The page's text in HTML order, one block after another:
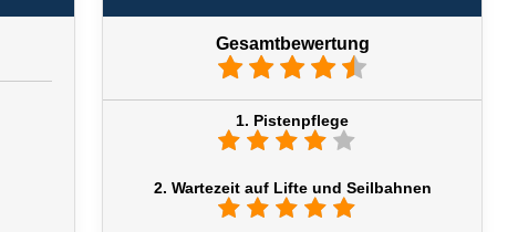
Gesamtbewertung
1. Pistenpflege
2. Wartezeit auf Lifte und Seilbahnen